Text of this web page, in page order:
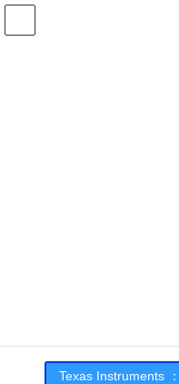
コ
ナ
Texas Instruments